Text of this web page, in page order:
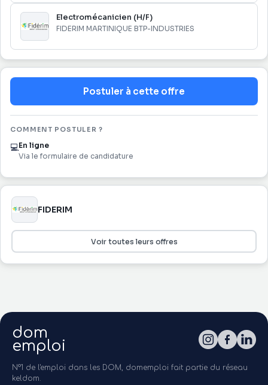
Electromécanicien (H/F)
FIDERIM MARTINIQUE BTP-INDUSTRIES
Postuler à cette offre
COMMENT POSTULER ?
💻En ligne
Via le formulaire de candidature
FIDERIM
Voir toutes leurs offres
dom
emploi
N°1 de l'emploi dans les DOM, domemploi fait partie du réseau
keldom.